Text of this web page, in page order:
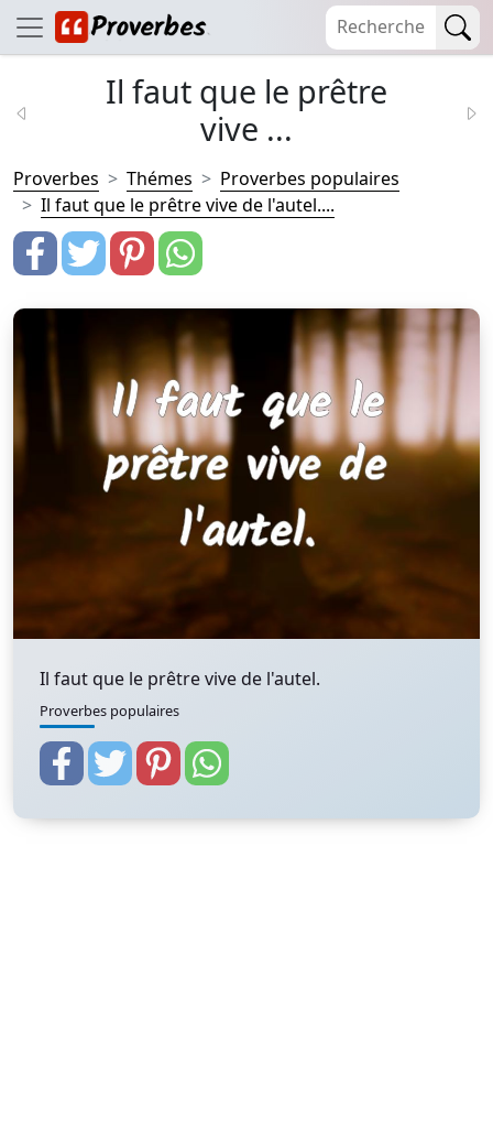
Il faut que le prêtre
vive ...
Proverbes Thémes
Proverbes populaires
Il faut que le prêtre vive de l'autel....
Il faut que le prêtre vive de l'autel.
Proverbes populaires